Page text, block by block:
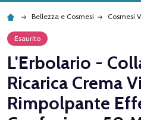
Bellezza e Cosmesi Cosmesi
Esaurito
L'Erbolario -
Ricarica Crema
Rimpolpante